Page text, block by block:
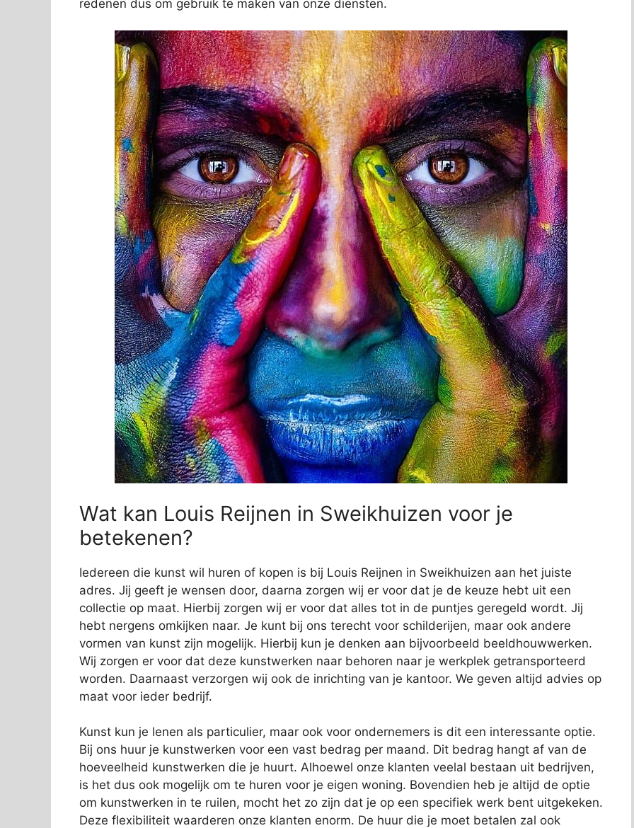
redenen dus om gebruik te maken van onze diensten.
Wat kan Louis Reijnen in Sweikhuizen voor je
betekenen?
Iedereen die kunst wil huren of kopen is bij Louis Reijnen in Sweikhuizen aan het juiste
adres. Jij geeft je wensen door, daarna zorgen wij er voor dat je de keuze hebt uit een
collectie op maat. Hierbij zorgen wij er voor dat alles tot in de puntjes geregeld wordt. Jij
hebt nergens omkijken naar. Je kunt bij ons terecht voor schilderijen, maar ook andere
vormen van kunst zijn mogelijk. Hierbij kun je denken aan bijvoorbeeld beeldhouwwerken.
Wij zorgen er voor dat deze kunstwerken naar behoren naar je werkplek getransporteerd
worden. Daarnaast verzorgen wij ook de inrichting van je kantoor. We geven altijd advies op
maat voor ieder bedrijf.
Kunst kun je lenen als particulier, maar ook voor ondernemers is dit een interessante optie.
Bij ons huur je kunstwerken voor een vast bedrag per maand. Dit bedrag hangt af van de
hoeveelheid kunstwerken die je huurt. Alhoewel onze klanten veelal bestaan uit bedrijven,
is het dus ook mogelijk om te huren voor je eigen woning. Bovendien heb je altijd de optie
om kunstwerken in te ruilen, mocht het zo zijn dat je op een specifiek werk bent uitgekeken.
Deze flexibiliteit waarderen onze klanten enorm. De huur die je moet betalen zal ook